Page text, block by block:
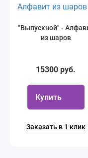
"Выпускной" -
из шаров
15300 руб.
Купить
Заказать в 1 клик